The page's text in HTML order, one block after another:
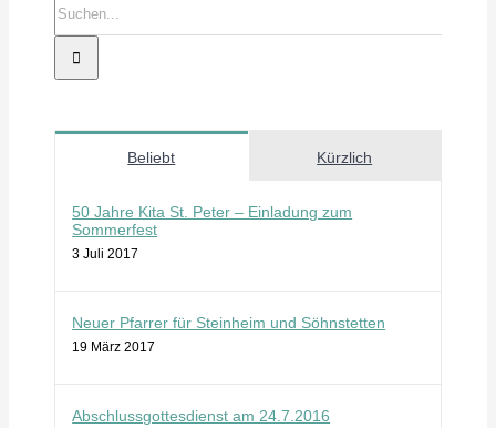
Beliebt Kürzlich
50 Jahre Kita St. Peter – Einladung zum
Sommerfest
3 Juli 2017
Neuer Pfarrer für Steinheim und Söhnstetten
19 März 2017
Abschlussgottesdienst am 24.7.2016